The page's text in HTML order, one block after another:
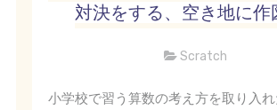
対決をする、空き地に作
Scratch
小学校で習う算数の考え方を取り入